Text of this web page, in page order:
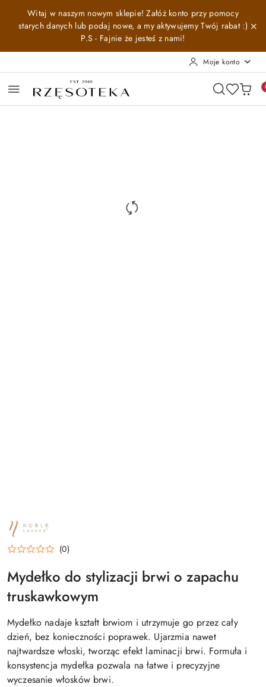
Przejdź do treści głównej
Przejdź do wyszukiwarki
Przejdź do moje konto
Przejdź do menu głównego
Przejdź do opisu produktu
Przejdź do stopki
Witaj w naszym nowym sklepie! Załóż konto przy pomocy
starych danych lub podaj nowe, a my aktywujemy Twój rabat :)
P.S - Fajnie że jesteś z nami!
Moje konto
NAZWA
PRODUCENTA:
LASHES (0)
Mydełko do stylizacji brwi o zapachu
truskawkowym
Mydełko nadaje kształt brwiom i utrzymuje go przez cały
dzień, bez konieczności poprawek. Ujarzmia nawet
najtwardsze włoski, tworząc efekt laminacji brwi. Formuła i
konsystencja mydełka pozwala na łatwe i precyzyjne
wyczesanie włosków brwi.